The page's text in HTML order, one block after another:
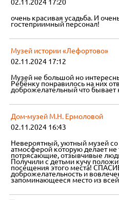
02.11.2024 17:20
очень красивая усадьба. И
гостеприимный персонал!
Музей истории «Лефортово»
02.11.2024 17:12
Музей не большой но
Ребёнку понравилось на них
доброжелательный что бывает
Дом-музей М.Н. Ермоловой
02.11.2024 16:43
Невероятный, уютный музей
атмосферой которую делает не
потрясающие, отзывчивые
Получили с детьми кучу
посещения этого места!
доброжелательность и
запоминающееся место из